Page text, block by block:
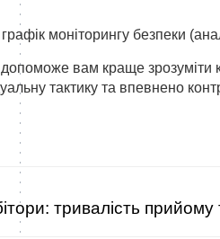
моніторингу безпеки
вам краще зрозуміти
тактику та впевнено
тривалість